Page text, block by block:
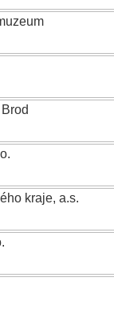
kraje, a.s.